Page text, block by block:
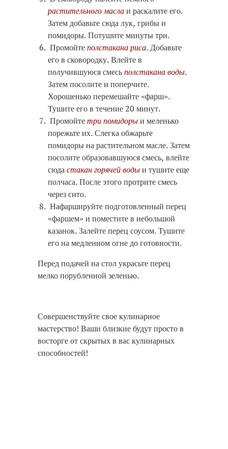
растительного маслаи раскалите его.
Затем добавьте сюда лук, грибы и
помидоры. Потушите минуты три.
Промойтеполстакана риса. Добавьте
его в сковородку. Влейте в
получившуюся смесьполстакана воды.
Затем посолите и поперчите.
Хорошенько перемешайте «фарш».
Тушите его в течение 20 минут.
Промойтетри помидорыи меленько
порежьте их. Слегка обжарьте
помидоры на растительном масле. Затем
посолите образовавшуюся смесь, влейте
сюдастакан горячей водыи тушите еще
полчаса. После этого протрите смесь
через сито.
Нафаршируйте подготовленный перец
«фаршем» и поместите в небольшой
казанок. Залейте перец соусом. Тушите
его на медленном огне до готовности.
Перед подачей на стол украсьте перец
мелко порубленной зеленью.
Совершенствуйте свое кулинарное
мастерство! Ваши близкие будут просто в
восторге от скрытых в вас кулинарных
способностей!